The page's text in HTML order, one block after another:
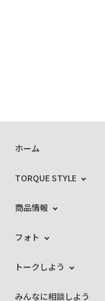
ホーム
TORQUE STYLE
商品情報
フォト
トークしよう
みんなに相談しよう